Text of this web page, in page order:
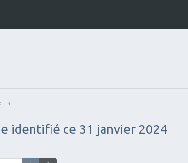
identifié ce 31 janvier 2024